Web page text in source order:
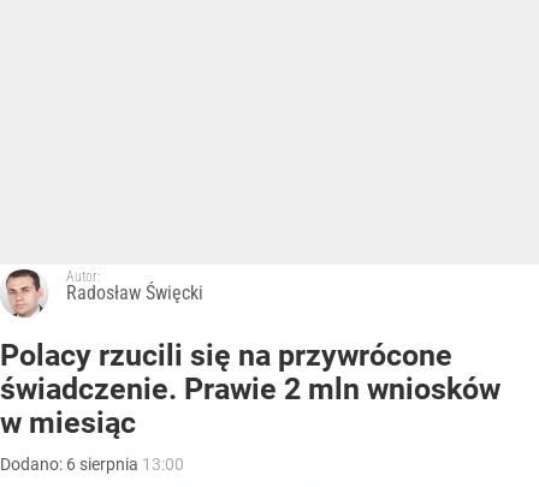
Autor:
Radosław Święcki
Polacy rzucili się na przywrócone
świadczenie. Prawie 2 mln wniosków
w miesiąc
Dodano: 6 sierpnia 13:00